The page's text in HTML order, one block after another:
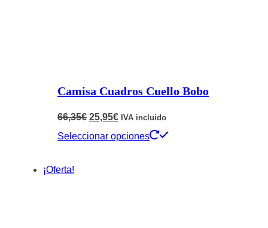
Camisa Cuadros Cuello Bobo
66,35€ El
precio
25,95€El
precio
IVA incluido
Seleccionar opciones
Este
¡Oferta!